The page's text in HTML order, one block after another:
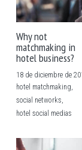
Why not
matchmaking in
hotel business?
18 de diciembre de
hotel matchmaking,
social networks,
hotel social medias